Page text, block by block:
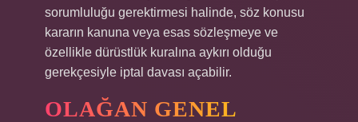
sorumluluğu gerektirmesi halinde, söz konusu
kararın kanuna veya esas sözleşmeye ve
özellikle dürüstlük kuralına aykırı olduğu
gerekçesiyle iptal davası açabilir.
OLAĞAN GENEL